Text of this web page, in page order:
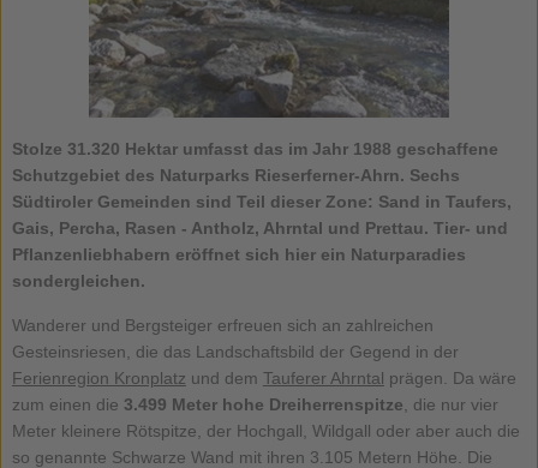
Stolze 31.320 Hektar umfasst das im Jahr 1988 geschaffene
Schutzgebiet des Naturparks Rieserferner-Ahrn. Sechs
Südtiroler Gemeinden sind Teil dieser Zone: Sand in Taufers,
Gais, Percha, Rasen - Antholz, Ahrntal und Prettau. Tier- und
Pflanzenliebhabern eröffnet sich hier ein Naturparadies
sondergleichen.
Wanderer und Bergsteiger erfreuen sich an zahlreichen
Gesteinsriesen, die das Landschaftsbild der Gegend in der
Ferienregion Kronplatz und dem Tauferer Ahrntal prägen. Da wäre
zum einen die 3.499 Meter hohe Dreiherrenspitze , die nur vier
Meter kleinere Rötspitze, der Hochgall, Wildgall oder aber auch die
so genannte Schwarze Wand mit ihren 3.105 Metern Höhe. Die